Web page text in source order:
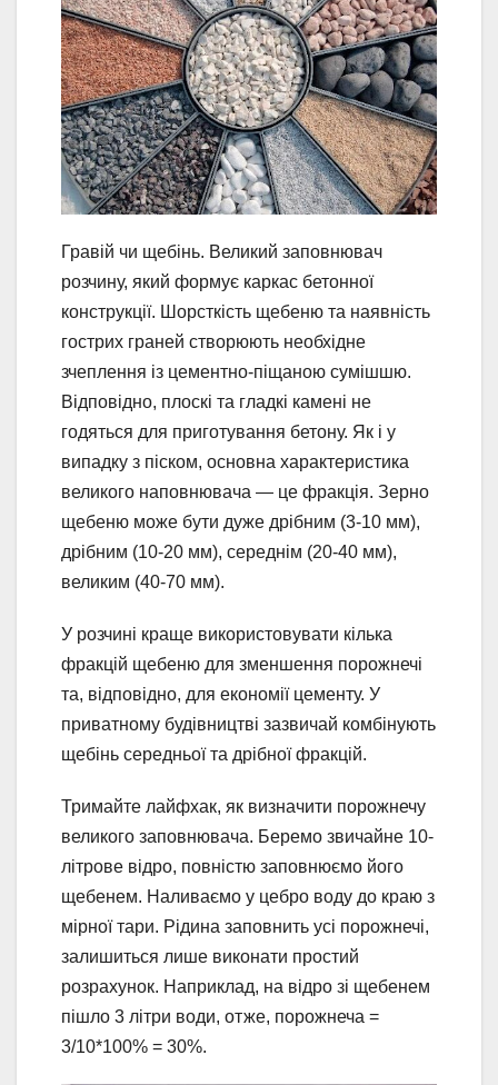
Гравій чи щебінь. Великий заповнювач
розчину, який формує каркас бетонної
конструкції. Шорсткість щебеню та наявність
гострих граней створюють необхідне
зчеплення із цементно-піщаною сумішшю.
Відповідно, плоскі та гладкі камені не
годяться для приготування бетону. Як і у
випадку з піском, основна характеристика
великого наповнювача — це фракція. Зерно
щебеню може бути дуже дрібним (3-10 мм),
дрібним (10-20 мм), середнім (20-40 мм),
великим (40-70 мм).
У розчині краще використовувати кілька
фракцій щебеню для зменшення порожнечі
та, відповідно, для економії цементу. У
приватному будівництві зазвичай комбінують
щебінь середньої та дрібної фракцій.
Тримайте лайфхак, як визначити порожнечу
великого заповнювача. Беремо звичайне 10-
літрове відро, повністю заповнюємо його
щебенем. Наливаємо у цебро воду до краю з
мірної тари. Рідина заповнить усі порожнечі,
залишиться лише виконати простий
розрахунок. Наприклад, на відро зі щебенем
пішло 3 літри води, отже, порожнеча =
3/10*100% = 30%.